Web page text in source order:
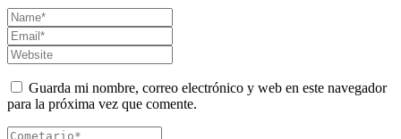
Guarda mi nombre, correo electrónico y web en este navegador
para la próxima vez que comente.